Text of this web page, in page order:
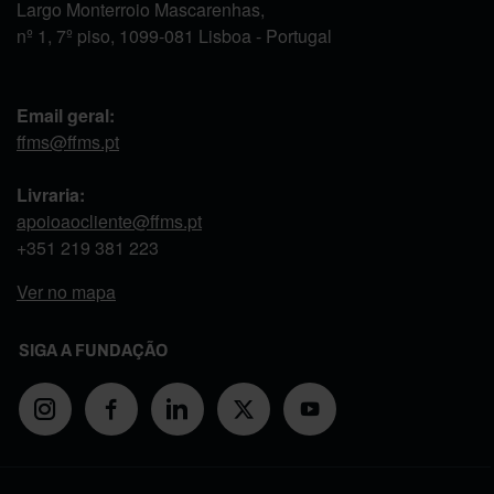
Largo Monterroio Mascarenhas,
nº 1, 7º piso, 1099-081 Lisboa - Portugal
Email geral:
ffms@ffms.pt
Livraria:
apoioaocliente@ffms.pt
+351 219 381 223
Ver no mapa
SIGA A FUNDAÇÃO